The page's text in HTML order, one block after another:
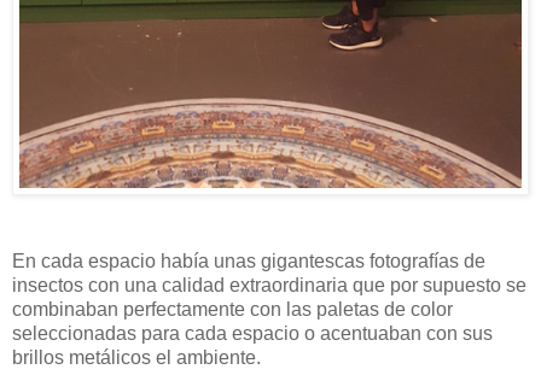
En cada espacio había unas gigantescas fotografías de
insectos con una calidad extraordinaria que por supuesto se
combinaban perfectamente con las paletas de color
seleccionadas para cada espacio o acentuaban con sus
brillos metálicos el ambiente.